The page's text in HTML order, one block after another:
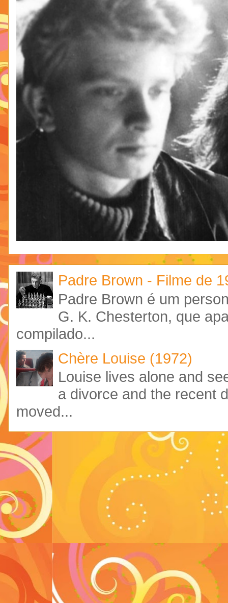
Padre Brown - Filme de
Padre Brown é um
G. K. Chesterton, que
compilado...
Chère Louise (1972)
Louise lives alone and
a divorce and the recent
moved...